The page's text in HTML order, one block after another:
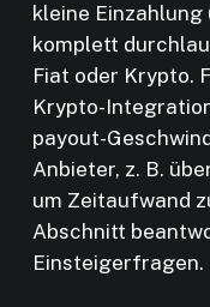
kleine Einzahlung
komplett
Fiat oder Krypto.
Krypto-
payout-
Anbieter, z. B.
um Zeitaufwand
Abschnitt
Einsteigerfragen.